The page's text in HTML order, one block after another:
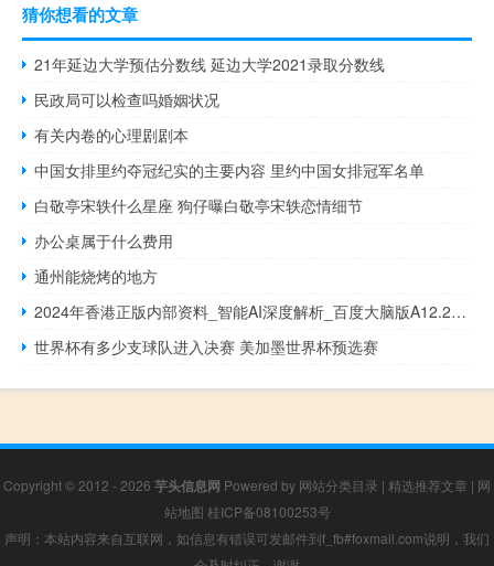
猜你想看的文章
21年延边大学预估分数线 延边大学2021录取分数线
民政局可以检查吗婚姻状况
有关内卷的心理剧剧本
中国女排里约夺冠纪实的主要内容 里约中国女排冠军名单
白敬亭宋轶什么星座 狗仔曝白敬亭宋轶恋情细节
办公桌属于什么费用
通州能烧烤的地方
2024年香港正版内部资料_智能AI深度解析_百度大脑版A12.26.72
世界杯有多少支球队进入决赛 美加墨世界杯预选赛
Copyright © 2012 - 2026 芋头信息网 Powered by 网站分类目录 | 精选推荐文章 | 网
站地图 桂ICP备08100253号
声明：本站内容来自互联网，如信息有错误可发邮件到f_fb#foxmail.com说明，我们